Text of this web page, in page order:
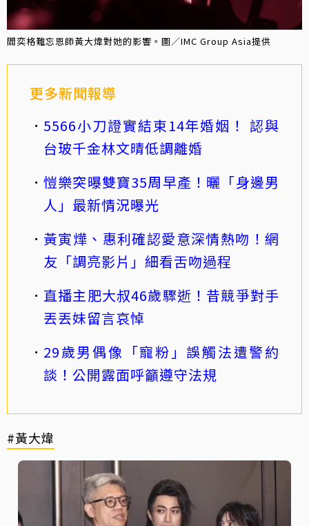
閻奕格難忘恩師黃大煒對她的影響。圖／IMC Group Asia提供
更多新聞報導
5566小刀證實結束14年婚姻！ 認與
台玻千金林文晴低調離婚
愷樂突曝雙寶35周早產！曬「身邊男
人」最新情況曝光
黃寅燁、惠利確認愛意深情熱吻！網
友「調亮影片」細看舌吻過程
直播主肥大叔46歲驟逝！昔競爭對手
丟丟妹留言哀悼
29歲男偶像「寵粉」誤觸法遭警約
談！公開露面呼籲遵守法規
#黃大煒